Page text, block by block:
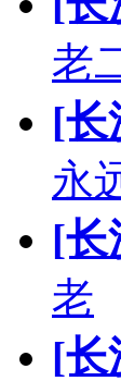
老
[长
永
[长
老
[长